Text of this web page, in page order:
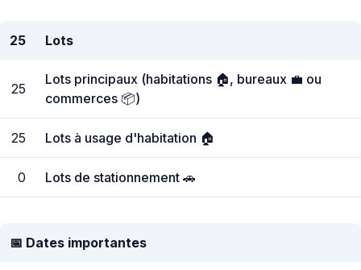
25 Lots
25
Lots principaux (habitations 🏠, bureaux 💼 ou
commerces 📦)
25 Lots à usage d'habitation 🏠
0 Lots de stationnement 🚗
📅 Dates importantes